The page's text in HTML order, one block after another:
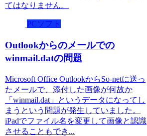
てはなりません。
PCソフト
Outlookからのメールでの
winmail.datの問題
Microsoft Office OutlookからSo-netに送っ
たメールで、添付した画像が何故か
「winmail.dat」というデータになってし
まうという問題が発生していました。
iPadでファイル名を変更して画像と認識
させることもでき...